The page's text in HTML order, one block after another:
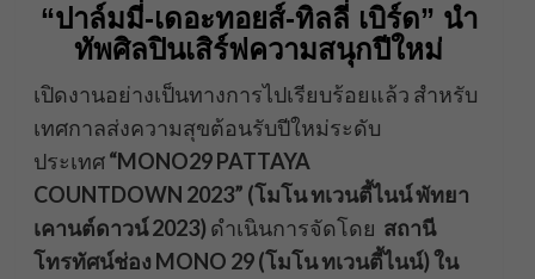
“ปาล์มมี่-เดอะทอยส์-ทิลลี่ เบิร์ด” นำ
ทัพศิลปินเสิร์ฟความสนุกปีใหม่
เปิดงานอย่างเป็นทางการไปเรียบร้อยแล้ว สำหรับ
เทศกาลส่งความสุขต้อนรับปีใหม่ระดับ
ประเทศ“MONO29 PATTAYA
COUNTDOWN 2023” (โมโน ทเวนตี้ไนน์ พัทยา
เคานต์ดาวน์ 2023) ดำเนินการจัดโดย สถานี
โทรทัศน์ช่อง MONO 29 (โมโน ทเวนตี้ไนน์) ใน